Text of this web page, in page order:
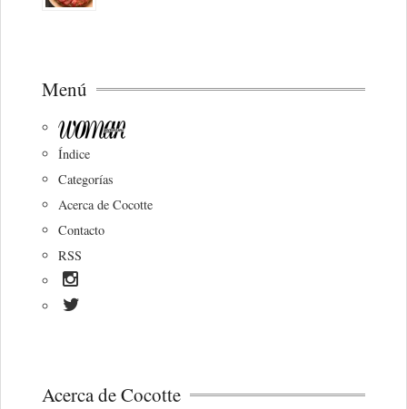
Menú
Índice
Categorías
Acerca de Cocotte
Contacto
RSS
Acerca de Cocotte